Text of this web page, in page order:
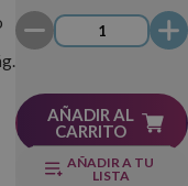
AÑADIR AL
CARRITO
AÑADIR A TU
LISTA